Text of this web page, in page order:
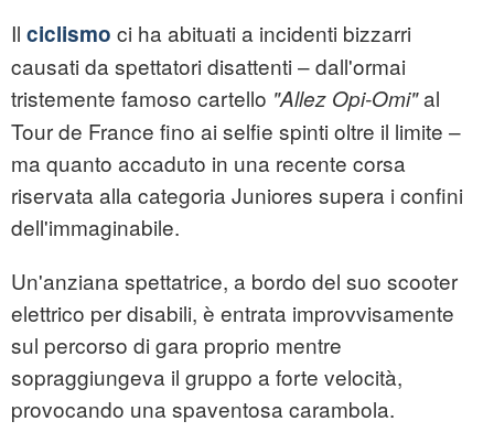
Il ciclismo ci ha abituati a incidenti bizzarri
causati da spettatori disattenti – dall'ormai
tristemente famoso cartello "Allez Opi-Omi"al
Tour de France fino ai selfie spinti oltre il limite –
ma quanto accaduto in una recente corsa
riservata alla categoria Juniores supera i confini
dell'immaginabile.
Un'anziana spettatrice, a bordo del suo scooter
elettrico per disabili, è entrata improvvisamente
sul percorso di gara proprio mentre
sopraggiungeva il gruppo a forte velocità,
provocando una spaventosa carambola.